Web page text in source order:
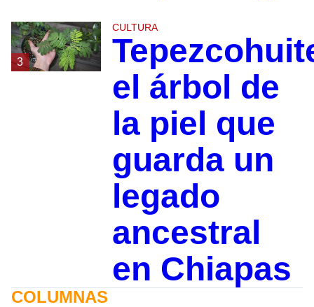
3
CULTURA
el árbol de
la piel que
guarda un
legado
ancestral
en Chiapas
COLUMNAS